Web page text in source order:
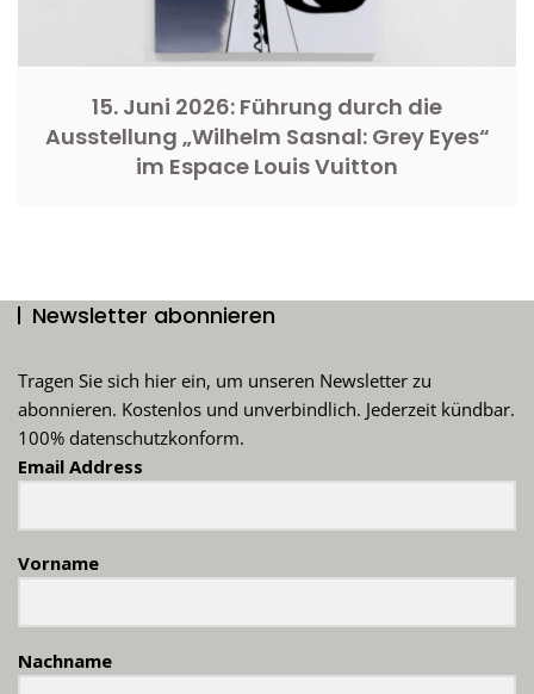
15. Juni 2026: Führung durch die
Ausstellung „Wilhelm Sasnal: Grey Eyes“
im Espace Louis Vuitton
Newsletter abonnieren
Tragen Sie sich hier ein, um unseren Newsletter zu
abonnieren. Kostenlos und unverbindlich. Jederzeit kündbar.
100% datenschutzkonform.
Email Address
Vorname
Nachname